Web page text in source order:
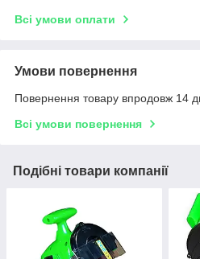
Всі умови оплати
Умови повернення
Повернення товару впродовж 14
Всі умови повернення
Подібні товари компанії